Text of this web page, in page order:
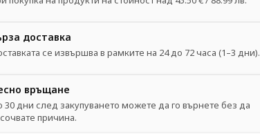
доставка
се извършва в рамките на 24 до 72 часа (1–3 дни).
връщане
30 дни след закупуването можете да го върнете без да
причина.